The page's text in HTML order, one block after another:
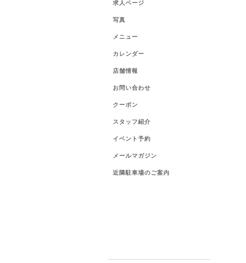
求人ページ
写真
メニュー
カレンダー
店舗情報
お問い合わせ
クーポン
スタッフ紹介
イベント予約
メールマガジン
近隣駐車場のご案内